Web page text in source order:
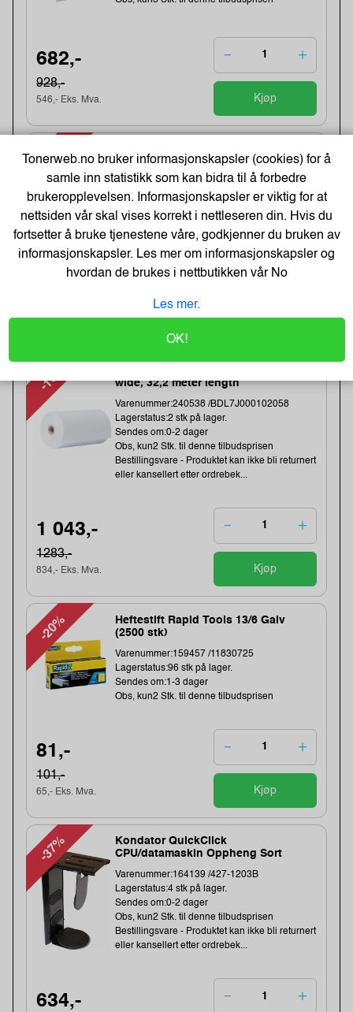
682,-
928,-
546,- Eks. Mva. Kjøp
-19%
(350 stk)
Varenummer:243896 /1315306-002
Lagerstatus:1343 stk på lager.
Sendes om:1-3 dager
166,-
Kjøp
-19%
wide, 32,2 meter length
Varenummer:240538 /BDL7J000102058
Lagerstatus:2 stk på lager.
Sendes om:0-2 dager
Obs, kun2 Stk. til denne tilbudsprisen
Bestillingsvare - Produktet kan ikke bli returnert
eller kansellert etter ordrebek...
1 043,-
1283,-
834,- Eks. Mva. Kjøp
-20%
Heftestift Rapid Tools 13/6 Galv
(2500 stk)
Varenummer:159457 /11830725
Lagerstatus:96 stk på lager.
Sendes om:1-3 dager
Obs, kun2 Stk. til denne tilbudsprisen
81,-
101,-
65,- Eks. Mva. Kjøp
-37%
Kondator QuickClick
CPU/datamaskin Oppheng Sort
Varenummer:164139 /427-1203B
Lagerstatus:4 stk på lager.
Sendes om:0-2 dager
Obs, kun2 Stk. til denne tilbudsprisen
Bestillingsvare - Produktet kan ikke bli returnert
eller kansellert etter ordrebek...
634,-
Tonerweb.no bruker informasjonskapsler (cookies) for å
samle inn statistikk som kan bidra til å forbedre
brukeropplevelsen. Informasjonskapsler er viktig for at
nettsiden vår skal vises korrekt i nettleseren din. Hvis du
fortsetter å bruke tjenestene våre, godkjenner du bruken av
informasjonskapsler. Les mer om informasjonskapsler og
hvordan de brukes i nettbutikken vårNo
Les mer.
OK!